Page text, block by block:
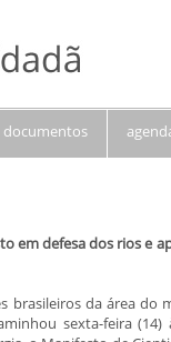
documentos
em defesa dos rios e
brasileiros da área do
sexta-feira